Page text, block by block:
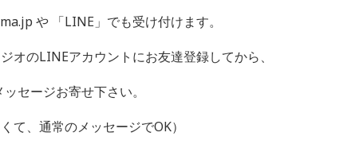
や 「LINE 」でも受け付けます。
オのLINEアカウントにお友達登録してから、
セージお寄せ下さい。
くて、通常のメッセージでOK）